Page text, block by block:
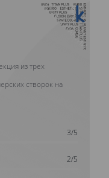
10 ЛЕТ ГАРАНТИИ
из трех
створок на
3/5
2/5